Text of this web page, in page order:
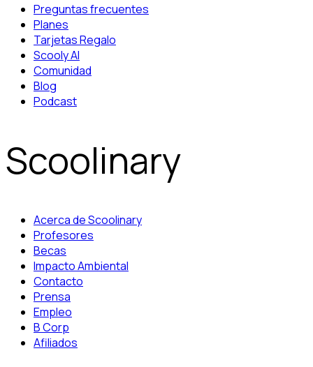
Preguntas frecuentes
Planes
Tarjetas Regalo
Scooly AI
Comunidad
Blog
Podcast
Scoolinary
Acerca de Scoolinary
Profesores
Becas
Impacto Ambiental
Contacto
Prensa
Empleo
B Corp
Afiliados